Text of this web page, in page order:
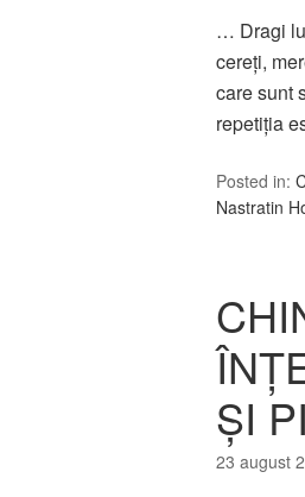
… Dragi
cereți,
care sunt
repetiția
Posted in:
Nastratin
ŞI
23 august